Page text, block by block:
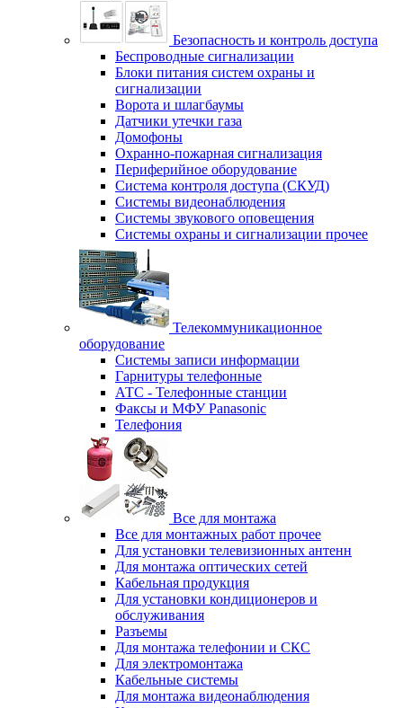
Безопасность и контроль доступа
Беспроводные сигнализации
Блоки питания систем охраны и
сигнализации
Ворота и шлагбаумы
Датчики утечки газа
Домофоны
Охранно-пожарная сигнализация
Периферийное оборудование
Система контроля доступа (СКУД)
Системы видеонаблюдения
Системы звукового оповещения
Системы охраны и сигнализации прочее
Телекоммуникационное
оборудование
Системы записи информации
Гарнитуры телефонные
АТС - Телефонные станции
Факсы и МФУ Panasonic
Телефония
Все для монтажа
Все для монтажных работ прочее
Для установки телевизионных антенн
Для монтажа оптических сетей
Кабельная продукция
Для установки кондиционеров и
обслуживания
Разъемы
Для монтажа телефонии и СКС
Для электромонтажа
Кабельные системы
Для монтажа видеонаблюдения